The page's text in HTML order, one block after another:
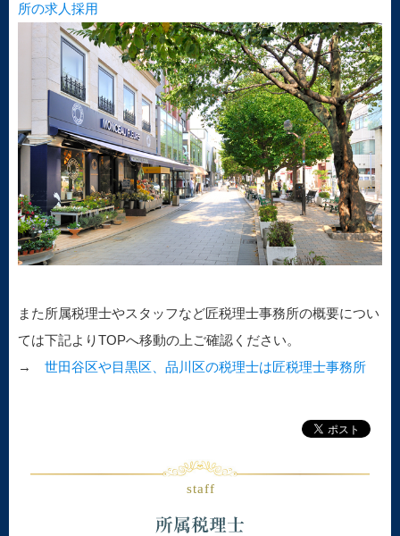
所の求人採用
また所属税理士やスタッフなど匠税理士事務所の概要につい
ては下記よりTOPへ移動の上ご確認ください。
→ 世田谷区や目黒区、品川区の税理士は匠税理士事務所
staff